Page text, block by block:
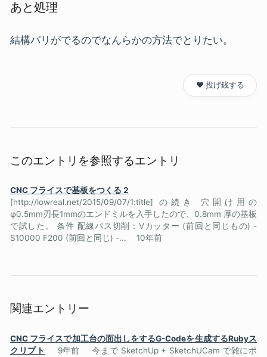
あと処理
結構バリがでるのでなんらかの方法でとりたい。
❤️ 投げ銭する
このエントリを参照するエントリ
CNC フライスで基板をつくる 2
[http://lowreal.net/2015/09/07/1:title] の続き 穴開け用の
φ0.5mm刃長1mmのエンドミルを入手したので、0.8mm 厚の基板
で試した。 条件 配線パス切削：Vカッター (前回と同じもの) -
S10000 F200 (前回と同じ) -...
10年前
関連エントリー
CNC フライスで加工台の面出しをするG-Codeを生成するRubyス
クリプト
9年前
今まで SketchUp + SketchUCam で雑にポ